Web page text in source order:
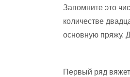
Запомните это
количестве
основную пряжу.
Первый ряд